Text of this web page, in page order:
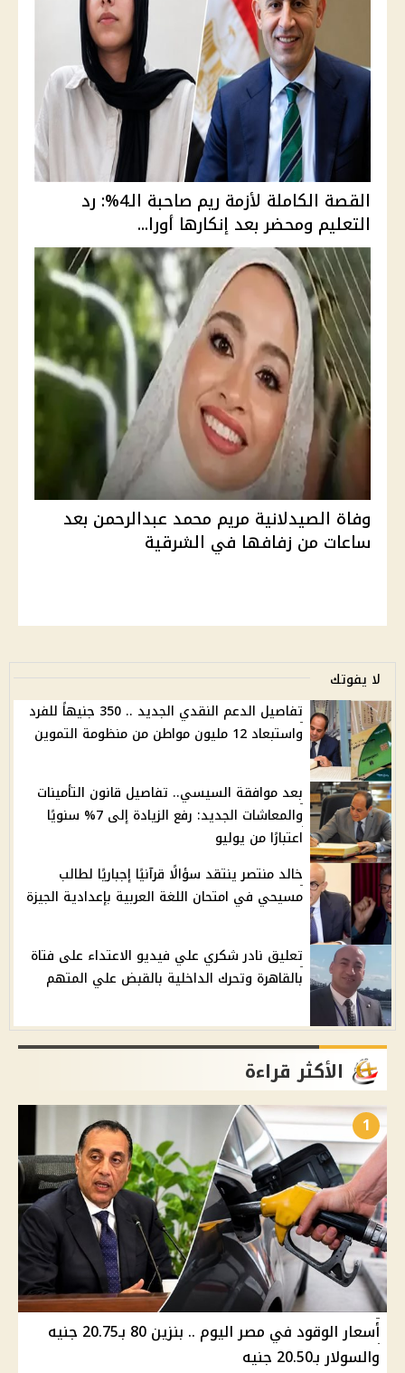
القصة الكاملة لأزمة ريم صاحبة الـ4%: رد
التعليم ومحضر بعد إنكارها أورا...
وفاة الصيدلانية مريم محمد عبدالرحمن بعد
ساعات من زفافها في الشرقية
لا يفوتك
تفاصيل الدعم النقدي الجديد .. 350 جنيهاً للفرد
واستبعاد 12 مليون مواطن من منظومة التموين
بعد موافقة السيسي.. تفاصيل قانون التأمينات
والمعاشات الجديد: رفع الزيادة إلى 7% سنويًا
اعتبارًا من يوليو
خالد منتصر ينتقد سؤالًا قرآنيًا إجباريًا لطالب
مسيحي في امتحان اللغة العربية بإعدادية الجيزة
تعليق نادر شكري علي فيديو الاعتداء على فتاة
بالقاهرة وتحرك الداخلية بالقبض علي المتهم
الأكثر قراءة
1
أسعار الوقود في مصر اليوم .. بنزين 80 بـ20.75 جنيه
والسولار بـ20.50 جنيه